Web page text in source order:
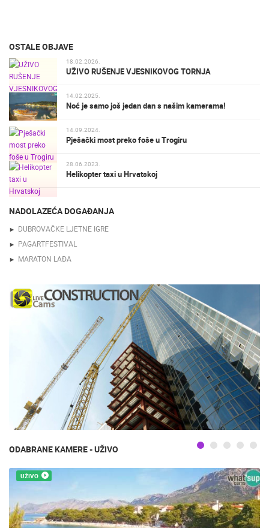
OSTALE OBJAVE
18.02.2026.
UŽIVO RUŠENJE VJESNIKOVOG TORNJA
14.02.2025.
Noć je samo još jedan dan s našim kamerama!
14.09.2024.
Pješački most preko foše u Trogiru
28.06.2023.
Helikopter taxi u Hrvatskoj
NADOLAZEĆA DOGAĐANJA
DUBROVAČKE LJETNE IGRE
PAGARTFESTIVAL
MARATON LAĐA
ODABRANE KAMERE - UŽIVO
UŽIVO